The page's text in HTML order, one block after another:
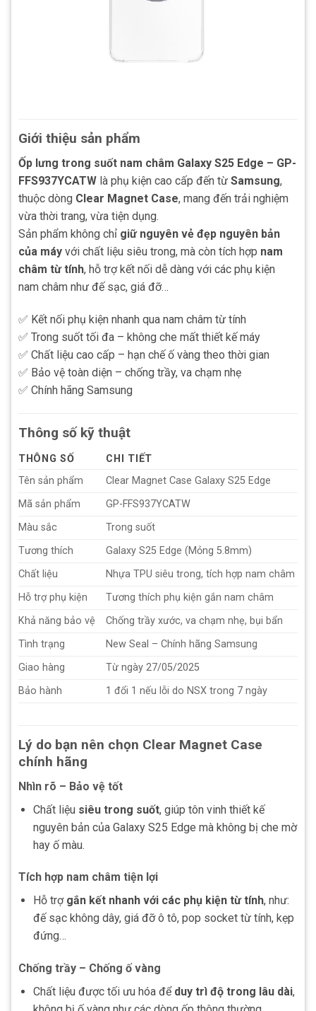
Giới thiệu sản phẩm
Ốp lưng trong suốt nam châm Galaxy S25 Edge – GP-
FFS937YCATW là phụ kiện cao cấp đến từ Samsung,
thuộc dòng Clear Magnet Case, mang đến trải nghiệm
vừa thời trang, vừa tiện dụng.
Sản phẩm không chỉ giữ nguyên vẻ đẹp nguyên bản
của máy với chất liệu siêu trong, mà còn tích hợp nam
châm từ tính, hỗ trợ kết nối dễ dàng với các phụ kiện
nam châm như đế sạc, giá đỡ…
✅ Kết nối phụ kiện nhanh qua nam châm từ tính
✅ Trong suốt tối đa – không che mất thiết kế máy
✅ Chất liệu cao cấp – hạn chế ố vàng theo thời gian
✅ Bảo vệ toàn diện – chống trầy, va chạm nhẹ
✅ Chính hãng Samsung
Thông số kỹ thuật
THÔNG SỐ
CHI TIẾT
Tên sản phẩm
Clear Magnet Case Galaxy S25 Edge
Mã sản phẩm
GP-FFS937YCATW
Màu sắc
Trong suốt
Tương thích
Galaxy S25 Edge (Mỏng 5.8mm)
Chất liệu
Nhựa TPU siêu trong, tích hợp nam châm
Hỗ trợ phụ kiện
Tương thích phụ kiện gắn nam châm
Khả năng bảo vệ
Chống trầy xước, va chạm nhẹ, bụi bẩn
Tình trạng
New Seal – Chính hãng Samsung
Giao hàng
Từ ngày 27/05/2025
Bảo hành
1 đổi 1 nếu lỗi do NSX trong 7 ngày
Lý do bạn nên chọn Clear Magnet Case
chính hãng
Nhìn rõ – Bảo vệ tốt
Chất liệu siêu trong suốt, giúp tôn vinh thiết kế
nguyên bản của Galaxy S25 Edge mà không bị che mờ
hay ố màu.
Tích hợp nam châm tiện lợi
Hỗ trợ gắn kết nhanh với các phụ kiện từ tính, như:
đế sạc không dây, giá đỡ ô tô, pop socket từ tính, kẹp
đứng…
Chống trầy – Chống ố vàng
Chất liệu được tối ưu hóa để duy trì độ trong lâu dài,